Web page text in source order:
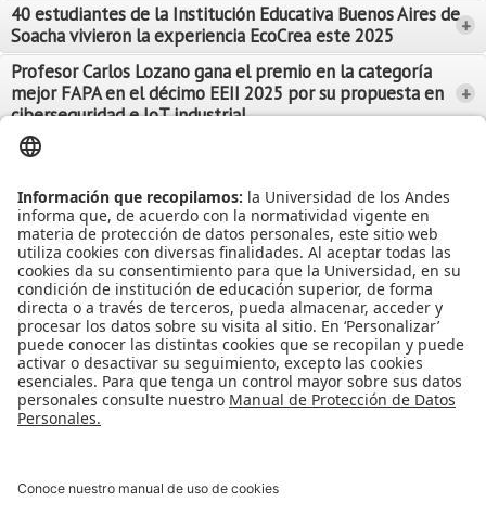
Leer Más
Leer Más
Leer Más
Leer Más
Leer Más
40 estudiantes de la Institución Educativa Buenos Aires de
Soacha vivieron la experiencia EcoCrea este 2025
+
Leer Más
Profesor Carlos Lozano gana el premio en la categoría
mejor FAPA en el décimo EEII 2025 por su propuesta en
ciberseguridad e IoT industrial
+
Leer Más
Ver más Noticias...
Ver más Eventos...
Apoyo Financiero
Reconocimiento como Universidad: Decreto 1297 del 30 de mayo de